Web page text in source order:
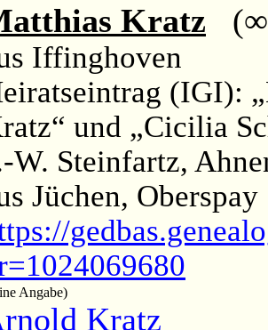
Kratz (∞
Iffinghoven
(IGI):
und „Cicilia
W. Steinfartz,
Jüchen,
Angabe)
Kratz